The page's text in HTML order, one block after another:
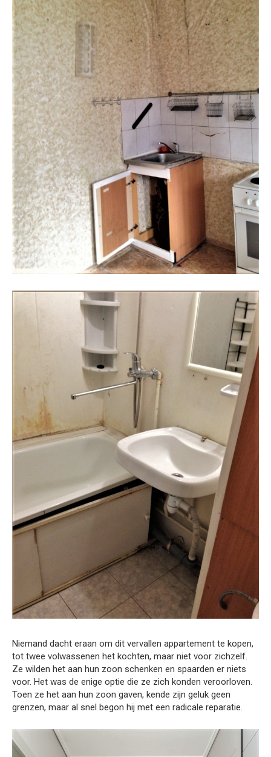
Niemand dacht eraan om dit vervallen appartement te kopen,
tot twee volwassenen het kochten, maar niet voor zichzelf.
Ze wilden het aan hun zoon schenken en spaarden er niets
voor. Het was de enige optie die ze zich konden veroorloven.
Toen ze het aan hun zoon gaven, kende zijn geluk geen
grenzen, maar al snel begon hij met een radicale reparatie.